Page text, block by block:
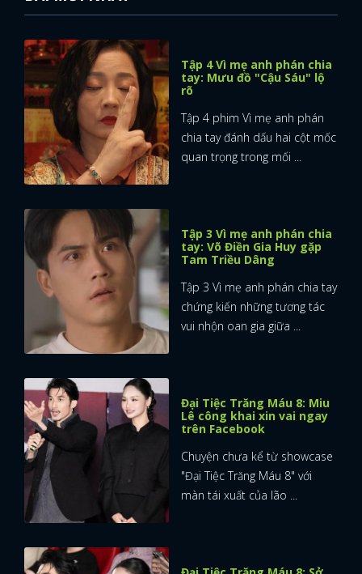
Tập 4 Vì mẹ anh phán chia
tay: Mưu đồ "Cậu Sáu" lộ
rõ
Tập 4 phim Vì mẹ anh phán
chia tay đánh dấu hai cột mốc
quan trọng trong mối ...
Tập 3 Vì mẹ anh phán chia
tay: Võ Điền Gia Huy gặp
Tam Triều Dâng
Tập 3 Vì mẹ anh phán chia tay
chứng kiến những tương tác
vui nhộn oan gia giữa ...
Đại Tiệc Trăng Máu 8: Miu
Lê công khai xin vai ngay
trên Facebook
Chuyện chưa kể từ showcase
"Đại Tiệc Trăng Máu 8" với
màn tái xuất của lão ...